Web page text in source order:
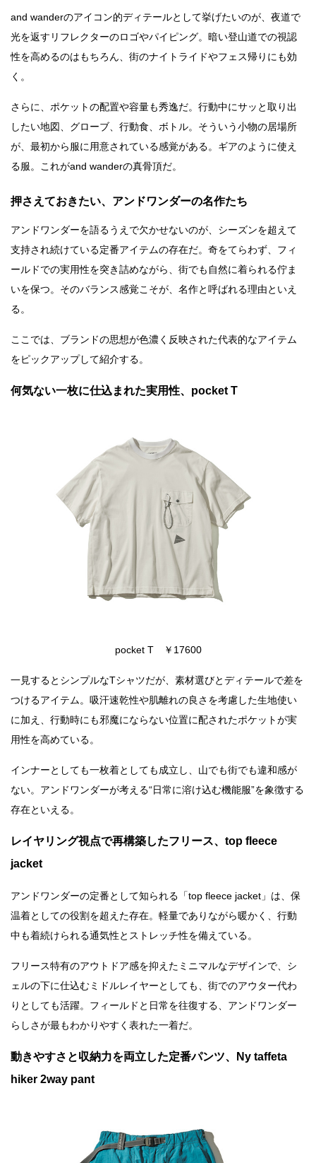
and wanderのアイコン的ディテールとして挙げたいのが、夜道で
光を返すリフレクターのロゴやパイピング。暗い登山道での視認
性を高めるのはもちろん、街のナイトライドやフェス帰りにも効
く。
さらに、ポケットの配置や容量も秀逸だ。行動中にサッと取り出
したい地図、グローブ、行動食、ボトル。そういう小物の居場所
が、最初から服に用意されている感覚がある。ギアのように使え
る服。これがand wanderの真骨頂だ。
押さえておきたい、アンドワンダーの名作たち
アンドワンダーを語るうえで欠かせないのが、シーズンを超えて
支持され続けている定番アイテムの存在だ。奇をてらわず、フィ
ールドでの実用性を突き詰めながら、街でも自然に着られる佇ま
いを保つ。そのバランス感覚こそが、名作と呼ばれる理由といえ
る。
ここでは、ブランドの思想が色濃く反映された代表的なアイテム
をピックアップして紹介する。
何気ない一枚に仕込まれた実用性、pocket T
pocket T ￥17600
一見するとシンプルなTシャツだが、素材選びとディテールで差を
つけるアイテム。吸汗速乾性や肌離れの良さを考慮した生地使い
に加え、行動時にも邪魔にならない位置に配されたポケットが実
用性を高めている。
インナーとしても一枚着としても成立し、山でも街でも違和感が
ない。アンドワンダーが考える“日常に溶け込む機能服”を象徴する
存在といえる。
レイヤリング視点で再構築したフリース、top fleece
jacket
アンドワンダーの定番として知られる「top fleece jacket」は、保
温着としての役割を超えた存在。軽量でありながら暖かく、行動
中も着続けられる通気性とストレッチ性を備えている。
フリース特有のアウトドア感を抑えたミニマルなデザインで、シ
ェルの下に仕込むミドルレイヤーとしても、街でのアウター代わ
りとしても活躍。フィールドと日常を往復する、アンドワンダー
らしさが最もわかりやすく表れた一着だ。
動きやすさと収納力を両立した定番パンツ、Ny taffeta
hiker 2way pant